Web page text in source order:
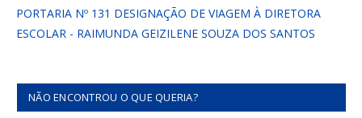
PORTARIA Nº 131 DESIGNAÇÃO DE VIAGEM À DIRETORA
ESCOLAR - RAIMUNDA GEIZILENE SOUZA DOS SANTOS
NÃO ENCONTROU O QUE QUERIA?